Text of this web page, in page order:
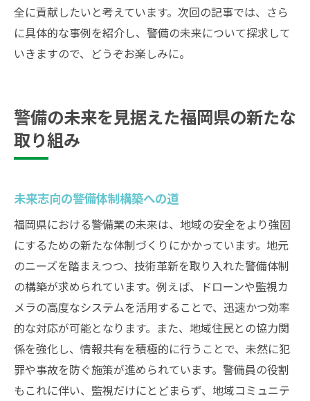
全に貢献したいと考えています。次回の記事では、さら
に具体的な事例を紹介し、警備の未来について探求して
いきますので、どうぞお楽しみに。
警備の未来を見据えた福岡県の新たな
取り組み
未来志向の警備体制構築への道
福岡県における警備業の未来は、地域の安全をより強固
にするための新たな体制づくりにかかっています。地元
のニーズを踏まえつつ、技術革新を取り入れた警備体制
の構築が求められています。例えば、ドローンや監視カ
メラの高度なシステムを活用することで、迅速かつ効率
的な対応が可能となります。また、地域住民との協力関
係を強化し、情報共有を積極的に行うことで、未然に犯
罪や事故を防ぐ施策が進められています。警備員の役割
もこれに伴い、監視だけにとどまらず、地域コミュニテ